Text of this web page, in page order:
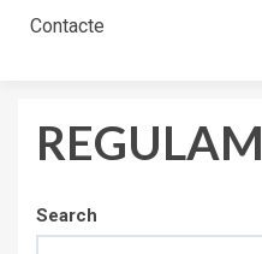
Contacte
Search